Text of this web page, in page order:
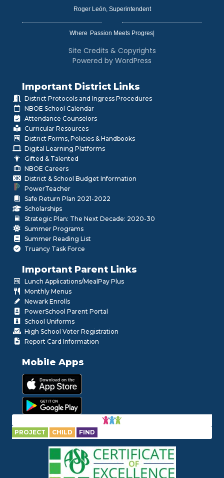
Roger León, Superintendent
Where
Site Credits & Copyrights
Powered by WordPress
Important District Links
District Protocols and Ingress Procedures
NBOE School Calendar
Attendance Counselors
Curricular Resources
District Forms, Policies & Handbooks
Digital Learning Platforms
Gifted & Talented
NBOE Careers
District & School Budget Information
PowerTeacher
Safe Return Plan 2021-2022
Scholarships
Strategic Plan: The Next Decade: 2020-30
Summer Programs
Summer Reading List
Truancy Task Force
Important Parent Links
Lunch Applications/MealPay Plus
Monthly Menus
Newark Enrolls
PowerSchool Parent Portal
School Uniforms
High School Voter Registration
Report Card Information
Mobile Apps
PROJECT CHILD FIND